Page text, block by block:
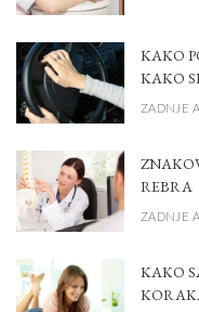
KAKO
KAKO
ZADNJE
REBRA
ZADNJE
KAKO